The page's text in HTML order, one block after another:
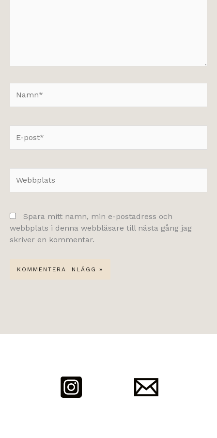
post*
Spara mitt namn, min e-postadress och
webbplats i denna webbläsare till nästa gång jag
skriver en kommentar.